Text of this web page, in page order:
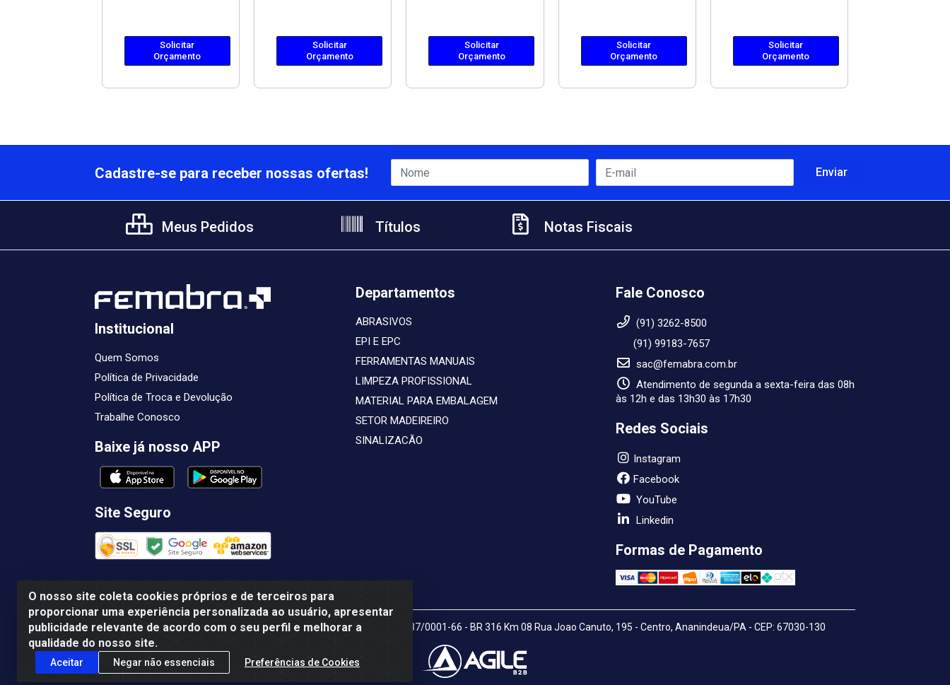
Solicitar
Orçamento
Solicitar
Orçamento
Solicitar
Orçamento
Solicitar
Orçamento
Solicitar
Orçamento
O nosso site coleta cookies próprios e de terceiros para
proporcionar uma experiência personalizada ao usuário, apresentar
publicidade relevante de acordo com o seu perfil e melhorar a
qualidade do nosso site.
Aceitar Negar não essenciais Preferências de Cookies
Cadastre-se para receber nossas ofertas!
Meus Pedidos Títulos Notas Fiscais
Institucional
Quem Somos
Política de Privacidade
Política de Troca e Devolução
Trabalhe Conosco
Baixe já nosso APP
Site Seguro
Departamentos
ABRASIVOS
EPI E EPC
FERRAMENTAS MANUAIS
LIMPEZA PROFISSIONAL
MATERIAL PARA EMBALAGEM
SETOR MADEIREIRO
SINALIZACÃO
Fale Conosco
(91) 3262-8500
(91) 99183-7657
sac@femabra.com.br
Atendimento de segunda a sexta-feira das 08h
às 12h e das 13h30 às 17h30
Redes Sociais
Instagram
Facebook
YouTube
Linkedin
Formas de Pagamento
Femabra Comercio de Ferramentas e Maquinas LTDA - 07.772.337/0001-66 - BR 316 Km 08 Rua Joao Canuto, 195 - Centro, Ananindeua/PA - CEP: 67030-130